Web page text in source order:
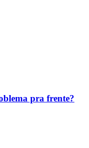
pra frente?